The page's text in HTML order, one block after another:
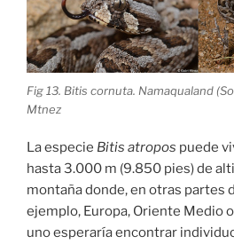
Fig 13. Bitis cornuta. Namaqualand
Mtnez
La especie Bitis atropos puede
hasta 3.000 m (9.850 pies) de
montaña donde, en otras partes
ejemplo, Europa, Oriente Medio
uno esperaría encontrar